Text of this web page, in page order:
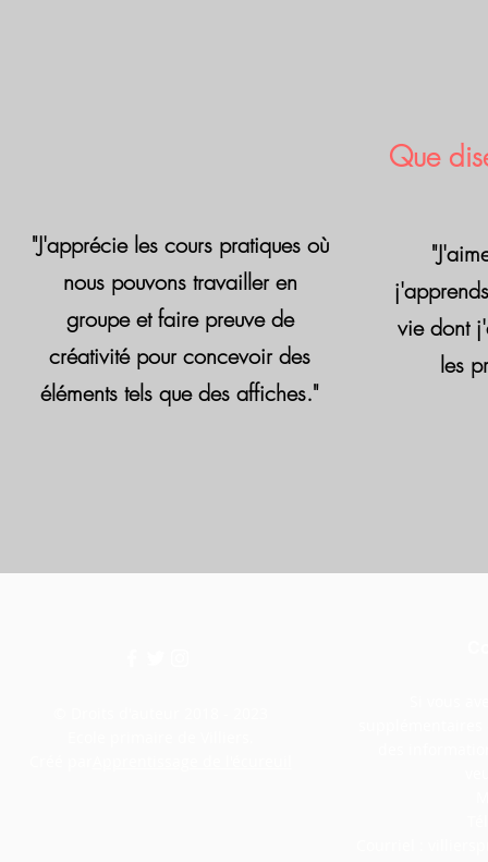
"J'apprécie les cours pratiques où
nous pouvons travailler en
groupe et faire preuve de
créativité pour concevoir des
éléments tels que des affiches."
Que
vie dont
les